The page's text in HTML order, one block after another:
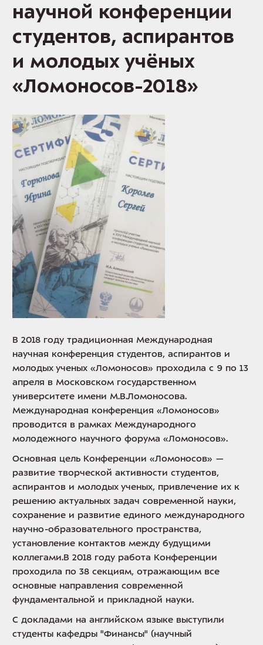
научной конференции
студентов, аспирантов
и молодых учёных
«Ломоносов-2018»
В 2018 году традиционная Международная
научная конференция студентов, аспирантов и
молодых ученых «Ломоносов» проходила с 9 по 13
апреля в Московском государственном
университете имени М.В.Ломоносова.
Международная конференция «Ломоносов»
проводится в рамках Международного
молодежного научного форума «Ломоносов».
Основная цель Конференции «Ломоносов» —
развитие творческой активности студентов,
аспирантов и молодых ученых, привлечение их к
решению актуальных задач современной науки,
сохранение и развитие единого международного
научно-образовательного пространства,
установление контактов между будущими
коллегами.В 2018 году работа Конференции
проходила по 38 секциям, отражающим все
основные направления современной
фундаментальной и прикладной науки.
С докладами на английcком языке выступили
студенты кафедры "Финансы" (научный